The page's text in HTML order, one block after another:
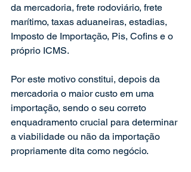
da mercadoria, frete rodoviário, frete
marítimo, taxas aduaneiras, estadias,
Imposto de Importação, Pis, Cofins e o
próprio ICMS.
Por este motivo constitui, depois da
mercadoria o maior custo em uma
importação, sendo o seu correto
enquadramento crucial para determinar
a viabilidade ou não da importação
propriamente dita como negócio.